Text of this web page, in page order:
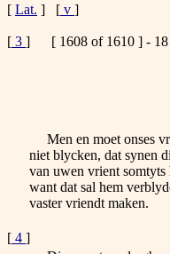
[ Lat. ] [ v ]
[ 3 ] [ 1608 of 1610 ] - 18
Men en moet onses
niet blycken, dat synen
van uwen vrient somtyts
want dat sal hem
vaster vriendt maken.
[ 4 ]